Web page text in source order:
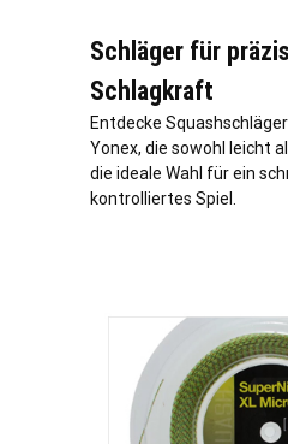
Schläger für
Schlagkraft
Entdecke
Yonex, die sowohl leicht
die ideale Wahl für ein
kontrolliertes Spiel.